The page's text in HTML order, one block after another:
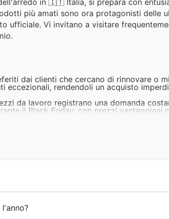
più amati sono ora protagonisti delle
ufficiale. Vi invitano a visitare
dai clienti che cercano di rinnovare o
eccezionali, rendendoli un acquisto
da lavoro registrano una domanda
il Black Friday, con prezzi vantaggiosi
Friday, garantendo ottimi affari che
semplice per trasformare ogni ambiente.
sono una scelta popolare. Bricocasa
la possibilità di arredare con stile a
sua fondazione, il brand ha intrapreso un